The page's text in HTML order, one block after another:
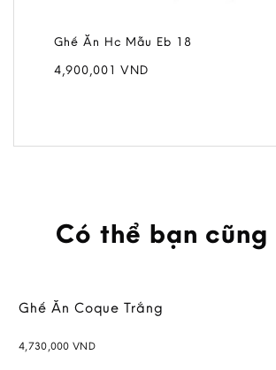
Ghế Ăn Hc Mẫu Eb 18
4,900,001VND
Có thể bạn
Ghế Ăn Coque Trắng
4,730,000 VND